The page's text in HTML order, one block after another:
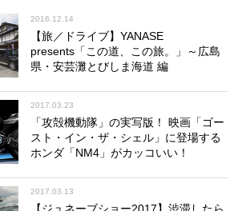
2016.12.14
【旅／ドライブ】YANASE
presents「この道、この旅。」～広島
県・安芸灘とびしま海道 編
2017.03.23
「攻殻機動隊」の実写版！ 映画「ゴー
スト・イン・ザ・シェル」に登場する
ホンダ「NM4」がカッコいい！
2017.03.13
【ジュネーブショー2017】渋滞したら